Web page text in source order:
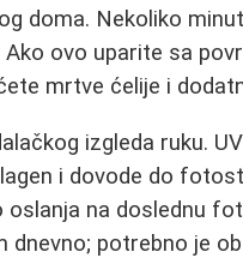
doma. Nekoliko
ovo uparite sa
mrtve ćelije i
izgleda ruku.
i dovode do
oslanja na doslednu
dnevno; potrebno je